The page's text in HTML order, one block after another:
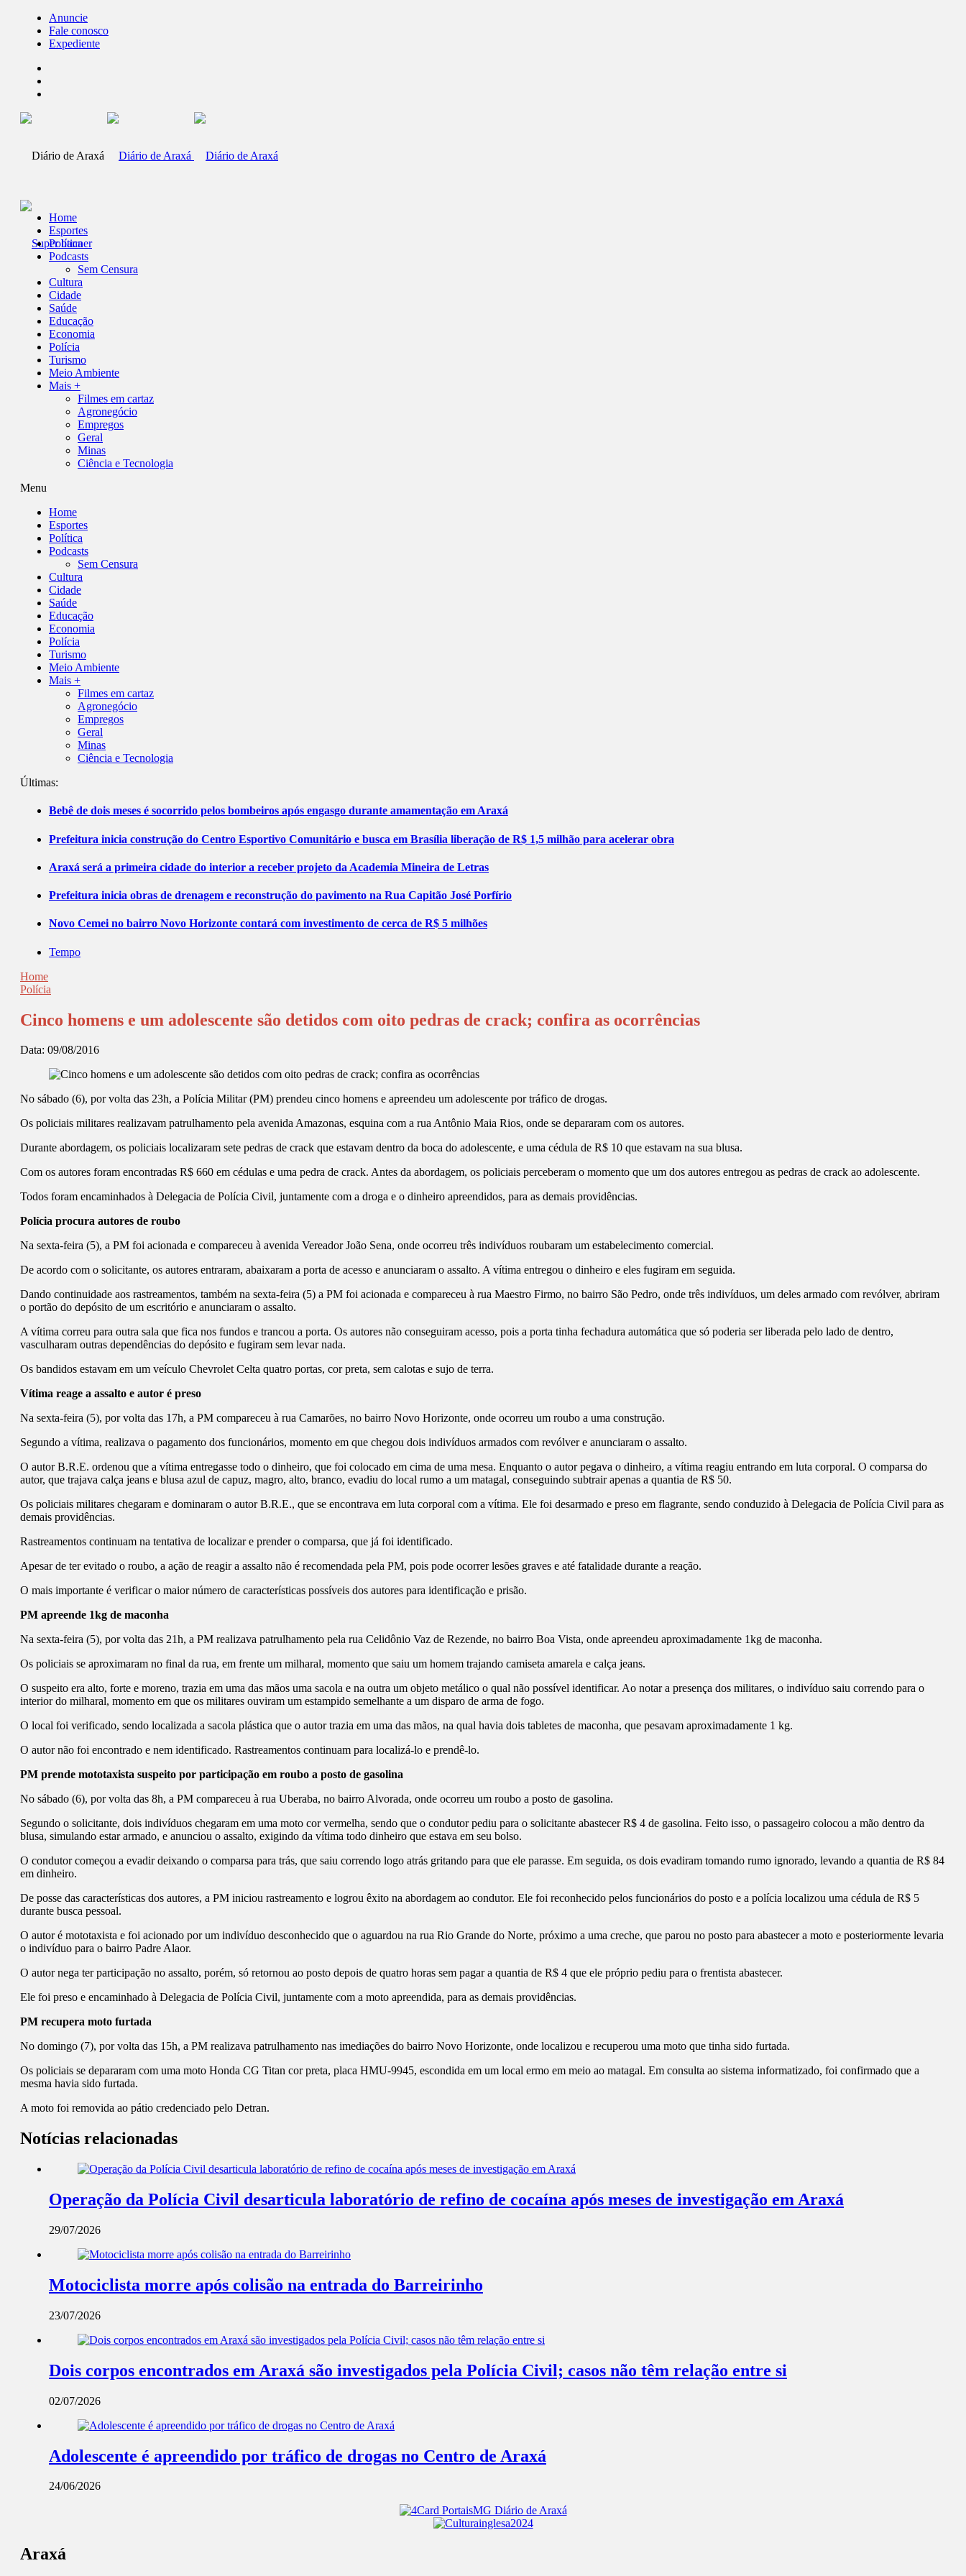
Anuncie
Fale conosco
Expediente
Home
Esportes
Política
Podcasts
Sem Censura
Cultura
Cidade
Saúde
Educação
Economia
Polícia
Turismo
Meio Ambiente
Mais +
Filmes em cartaz
Agronegócio
Empregos
Geral
Minas
Ciência e Tecnologia
Menu
Home
Esportes
Política
Podcasts
Sem Censura
Cultura
Cidade
Saúde
Educação
Economia
Polícia
Turismo
Meio Ambiente
Mais +
Filmes em cartaz
Agronegócio
Empregos
Geral
Minas
Ciência e Tecnologia
Últimas:
Bebê de dois meses é socorrido pelos bombeiros após engasgo durante amamentação em Araxá
Prefeitura inicia construção do Centro Esportivo Comunitário e busca em Brasília liberação de R$ 1,5 milhão para acelerar obra
Araxá será a primeira cidade do interior a receber projeto da Academia Mineira de Letras
Prefeitura inicia obras de drenagem e reconstrução do pavimento na Rua Capitão José Porfírio
Novo Cemei no bairro Novo Horizonte contará com investimento de cerca de R$ 5 milhões
Tempo
Home
Polícia
Cinco homens e um adolescente são detidos com oito pedras de crack; confira as ocorrências
Data: 09/08/2016
No sábado (6), por volta das 23h, a Polícia Militar (PM) prendeu cinco homens e apreendeu um adolescente por tráfico de drogas.
Os policiais militares realizavam patrulhamento pela avenida Amazonas, esquina com a rua Antônio Maia Rios, onde se depararam com os autores.
Durante abordagem, os policiais localizaram sete pedras de crack que estavam dentro da boca do adolescente, e uma cédula de R$ 10 que estavam na sua blusa.
Com os autores foram encontradas R$ 660 em cédulas e uma pedra de crack. Antes da abordagem, os policiais perceberam o momento que um dos autores entregou as pedras de crack ao adolescente.
Todos foram encaminhados à Delegacia de Polícia Civil, juntamente com a droga e o dinheiro apreendidos, para as demais providências.
Polícia procura autores de roubo
Na sexta-feira (5), a PM foi acionada e compareceu à avenida Vereador João Sena, onde ocorreu três indivíduos roubaram um estabelecimento comercial.
De acordo com o solicitante, os autores entraram, abaixaram a porta de acesso e anunciaram o assalto. A vítima entregou o dinheiro e eles fugiram em seguida.
Dando continuidade aos rastreamentos, também na sexta-feira (5) a PM foi acionada e compareceu à rua Maestro Firmo, no bairro São Pedro, onde três indivíduos, um deles armado com revólver, abriram
o portão do depósito de um escritório e anunciaram o assalto.
A vítima correu para outra sala que fica nos fundos e trancou a porta. Os autores não conseguiram acesso, pois a porta tinha fechadura automática que só poderia ser liberada pelo lado de dentro,
vasculharam outras dependências do depósito e fugiram sem levar nada.
Os bandidos estavam em um veículo Chevrolet Celta quatro portas, cor preta, sem calotas e sujo de terra.
Vítima reage a assalto e autor é preso
Na sexta-feira (5), por volta das 17h, a PM compareceu à rua Camarões, no bairro Novo Horizonte, onde ocorreu um roubo a uma construção.
Segundo a vítima, realizava o pagamento dos funcionários, momento em que chegou dois indivíduos armados com revólver e anunciaram o assalto.
O autor B.R.E. ordenou que a vítima entregasse todo o dinheiro, que foi colocado em cima de uma mesa. Enquanto o autor pegava o dinheiro, a vítima reagiu entrando em luta corporal. O comparsa do
autor, que trajava calça jeans e blusa azul de capuz, magro, alto, branco, evadiu do local rumo a um matagal, conseguindo subtrair apenas a quantia de R$ 50.
Os policiais militares chegaram e dominaram o autor B.R.E., que se encontrava em luta corporal com a vítima. Ele foi desarmado e preso em flagrante, sendo conduzido à Delegacia de Polícia Civil para as
demais providências.
Rastreamentos continuam na tentativa de localizar e prender o comparsa, que já foi identificado.
Apesar de ter evitado o roubo, a ação de reagir a assalto não é recomendada pela PM, pois pode ocorrer lesões graves e até fatalidade durante a reação.
O mais importante é verificar o maior número de características possíveis dos autores para identificação e prisão.
PM apreende 1kg de maconha
Na sexta-feira (5), por volta das 21h, a PM realizava patrulhamento pela rua Celidônio Vaz de Rezende, no bairro Boa Vista, onde apreendeu aproximadamente 1kg de maconha.
Os policiais se aproximaram no final da rua, em frente um milharal, momento que saiu um homem trajando camiseta amarela e calça jeans.
O suspeito era alto, forte e moreno, trazia em uma das mãos uma sacola e na outra um objeto metálico o qual não possível identificar. Ao notar a presença dos militares, o indivíduo saiu correndo para o
interior do milharal, momento em que os militares ouviram um estampido semelhante a um disparo de arma de fogo.
O local foi verificado, sendo localizada a sacola plástica que o autor trazia em uma das mãos, na qual havia dois tabletes de maconha, que pesavam aproximadamente 1 kg.
O autor não foi encontrado e nem identificado. Rastreamentos continuam para localizá-lo e prendê-lo.
PM prende mototaxista suspeito por participação em roubo a posto de gasolina
No sábado (6), por volta das 8h, a PM compareceu à rua Uberaba, no bairro Alvorada, onde ocorreu um roubo a posto de gasolina.
Segundo o solicitante, dois indivíduos chegaram em uma moto cor vermelha, sendo que o condutor pediu para o solicitante abastecer R$ 4 de gasolina. Feito isso, o passageiro colocou a mão dentro da
blusa, simulando estar armado, e anunciou o assalto, exigindo da vítima todo dinheiro que estava em seu bolso.
O condutor começou a evadir deixando o comparsa para trás, que saiu correndo logo atrás gritando para que ele parasse. Em seguida, os dois evadiram tomando rumo ignorado, levando a quantia de R$ 84
em dinheiro.
De posse das características dos autores, a PM iniciou rastreamento e logrou êxito na abordagem ao condutor. Ele foi reconhecido pelos funcionários do posto e a polícia localizou uma cédula de R$ 5
durante busca pessoal.
O autor é mototaxista e foi acionado por um indivíduo desconhecido que o aguardou na rua Rio Grande do Norte, próximo a uma creche, que parou no posto para abastecer a moto e posteriormente levaria
o indivíduo para o bairro Padre Alaor.
O autor nega ter participação no assalto, porém, só retornou ao posto depois de quatro horas sem pagar a quantia de R$ 4 que ele próprio pediu para o frentista abastecer.
Ele foi preso e encaminhado à Delegacia de Polícia Civil, juntamente com a moto apreendida, para as demais providências.
PM recupera moto furtada
No domingo (7), por volta das 15h, a PM realizava patrulhamento nas imediações do bairro Novo Horizonte, onde localizou e recuperou uma moto que tinha sido furtada.
Os policiais se depararam com uma moto Honda CG Titan cor preta, placa HMU-9945, escondida em um local ermo em meio ao matagal. Em consulta ao sistema informatizado, foi confirmado que a
mesma havia sido furtada.
A moto foi removida ao pátio credenciado pelo Detran.
Notícias relacionadas
Operação da Polícia Civil desarticula laboratório de refino de cocaína após meses de investigação em Araxá
29/07/2026
Motociclista morre após colisão na entrada do Barreirinho
23/07/2026
Dois corpos encontrados em Araxá são investigados pela Polícia Civil; casos não têm relação entre si
02/07/2026
Adolescente é apreendido por tráfico de drogas no Centro de Araxá
24/06/2026
Araxá